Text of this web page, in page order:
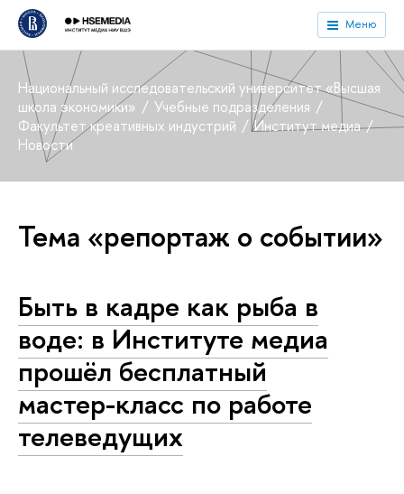
Меню
Национальный исследовательский университет «Высшая
школа экономики»
Учебные подразделения
Факультет креативных индустрий
Институт медиа
Новости
Тема «репортаж о событии»
Быть в кадре как рыба в
воде: в Институте медиа
прошёл бесплатный
мастер-класс по работе
телеведущих